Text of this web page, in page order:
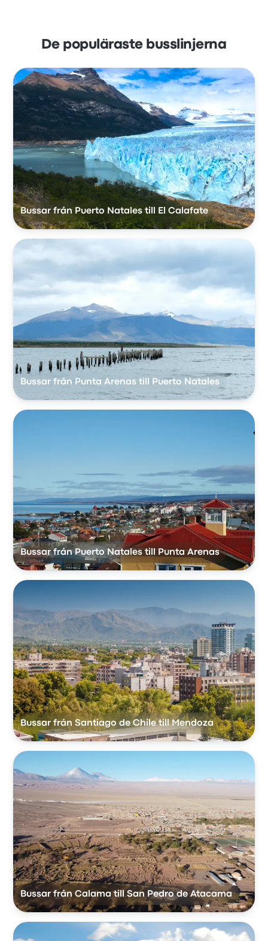
De populäraste busslinjerna
Bussar från Puerto Natales till El Calafate
Bussar från Punta Arenas till Puerto Natales
Bussar från Puerto Natales till Punta Arenas
Bussar från Santiago de Chile till Mendoza
Bussar från Calama till San Pedro de Atacama